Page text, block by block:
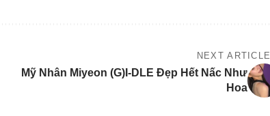
NEXT ARTICLE
Mỹ Nhân Miyeon (G)I-DLE Đẹp Hết Nấc Như
Hoa